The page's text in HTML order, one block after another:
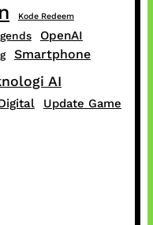
Kode Redeem
OpenAI
Smartphone
AI
Update Game